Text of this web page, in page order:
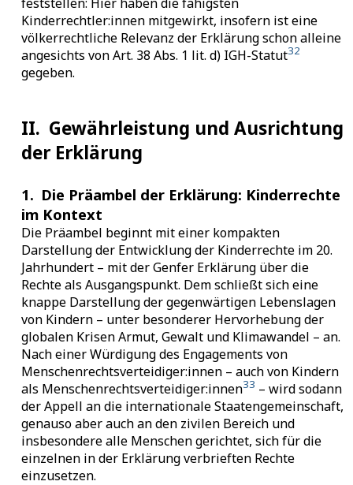
Kinderrechtler:innen mitgewirkt, insofern ist eine
völkerrechtliche Relevanz der Erklärung schon alleine
angesichts von Art. 38 Abs. 1 lit. d) IGH-Statut32
gegeben.
II. Gewährleistung und Ausrichtung
der Erklärung
1. Die Präambel der Erklärung: Kinderrechte
im Kontext
Die Präambel beginnt mit einer kompakten
Darstellung der Entwicklung der Kinderrechte im 20.
Jahrhundert – mit der Genfer Erklärung über die
Rechte als Ausgangspunkt. Dem schließt sich eine
knappe Darstellung der gegenwärtigen Lebenslagen
von Kindern – unter besonderer Hervorhebung der
globalen Krisen Armut, Gewalt und Klimawandel – an.
Nach einer Würdigung des Engagements von
Menschenrechtsverteidiger:innen – auch von Kindern
als Menschenrechtsverteidiger:innen33 – wird sodann
der Appell an die internationale Staatengemeinschaft,
genauso aber auch an den zivilen Bereich und
insbesondere alle Menschen gerichtet, sich für die
einzelnen in der Erklärung verbrieften Rechte
einzusetzen.